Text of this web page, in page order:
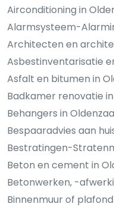
Airconditioning in
Alarmsysteem-
Architecten en
Asbestinventarisatie
Asfalt en bitumen in
Badkamer renovatie
Behangers in
Bespaaradvies aan
Bestratingen-
Beton en cement in
Betonwerken, -
Binnenmuur of